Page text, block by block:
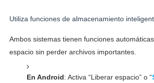
Utiliza funciones de almacenamiento
Ambos sistemas tienen funciones
espacio sin perder archivos importantes.
En Android: Activa “Liberar espacio” o “